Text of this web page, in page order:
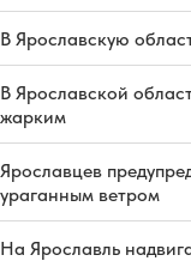
В Ярославскую
В Ярославской
жарким
Ярославцев
ураганным ветром
На Ярославль